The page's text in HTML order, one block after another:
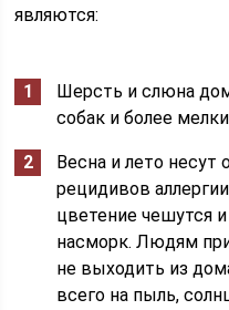
являются:
Шерсть и слюна
собак и более
Весна и лето несут
рецидивов
цветение чешутся и
насморк. Людям
не выходить из
всего на пыль,